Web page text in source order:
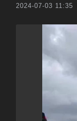
2024-07-03 11:35